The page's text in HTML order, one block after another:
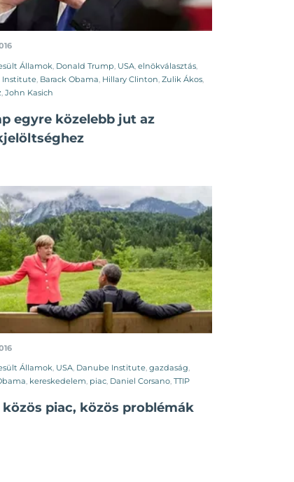
Államok Donald Trump USA elnökválasztás
Institute Barack Obama Hillary Clinton Zulik Ákos
John Kasich
egyre közelebb jut az
Államok, USA, Danube Institute, gazdaság,
, kereskedelem, piac, Daniel Corsano, TTIP
közös piac, közös problémák